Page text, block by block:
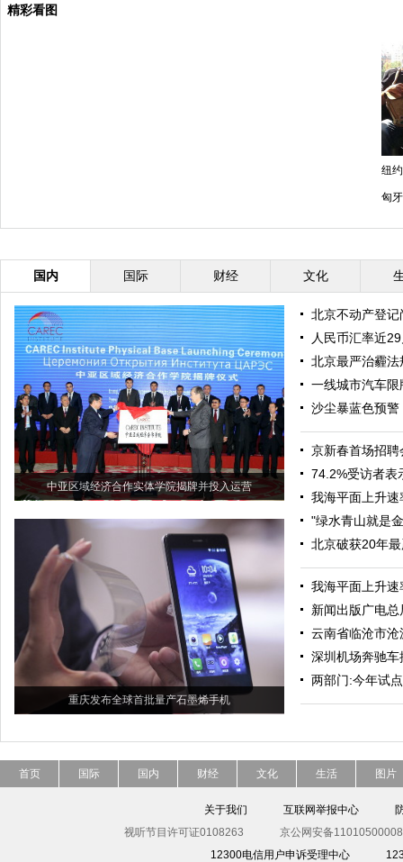
精彩看图
纽
匈
国内 国际 财经 文化
中亚区域经济合作实体学院揭牌并投入运营
重庆发布全球首批量产石墨烯手机
北京不动产登
人民币汇率近
北京最严治霾法
一线城市汽车
沙尘暴蓝色预
京新春首场招
74.2%受访者表
我海平面上升
"绿水青山就是
北京破获20年
我海平面上升
新闻出版广电
云南省临沧市
深圳机场奔驰
两部门:今年试
首页 国际 国内 财经 文化 生活 图片
关于我们 互联网举报中心
视听节目许可证0108263
京公网安备
12300电信用户申诉受理中心